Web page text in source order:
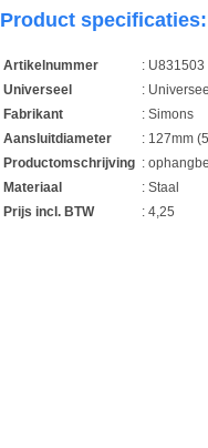
Product specificaties:
Artikelnummer
: U831503
Universeel
:
Fabrikant
: Simons
Aansluitdiameter
: 127mm
Productomschrijving :
Materiaal
: Staal
Prijs incl. BTW
: 4,25